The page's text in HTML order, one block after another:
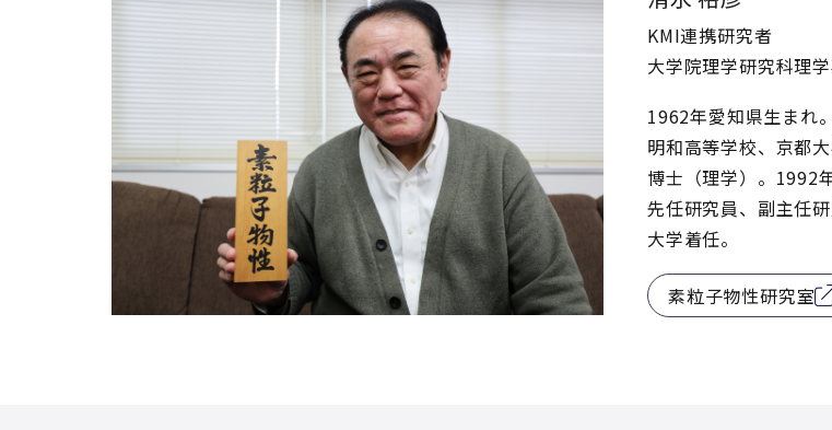
KMI連携研究者
大学院理学研究科理
1962年愛知県生まれ
明和高等学校、京都
博士（理学）。1992
先任研究員、副主任
大学着任。
素粒子物性研究室